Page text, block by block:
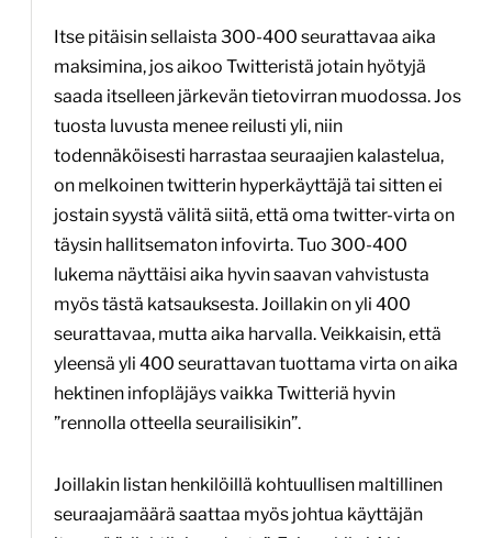
Itse pitäisin sellaista 300-400 seurattavaa aika
maksimina, jos aikoo Twitteristä jotain hyötyjä
saada itselleen järkevän tietovirran muodossa. Jos
tuosta luvusta menee reilusti yli, niin
todennäköisesti harrastaa seuraajien kalastelua,
on melkoinen twitterin hyperkäyttäjä tai sitten ei
jostain syystä välitä siitä, että oma twitter-virta on
täysin hallitsematon infovirta. Tuo 300-400
lukema näyttäisi aika hyvin saavan vahvistusta
myös tästä katsauksesta. Joillakin on yli 400
seurattavaa, mutta aika harvalla. Veikkaisin, että
yleensä yli 400 seurattavan tuottama virta on aika
hektinen infopläjäys vaikka Twitteriä hyvin
”rennolla otteella seurailisikin”.
Joillakin listan henkilöillä kohtuullisen maltillinen
seuraajamäärä saattaa myös johtua käyttäjän